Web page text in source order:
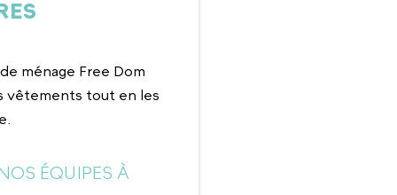
ménage Free Dom
vêtements tout en les
ÉQUIPES À